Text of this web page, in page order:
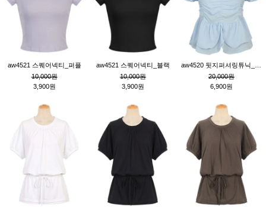
aw4521 스퀘어넥티_퍼플
10,000원
3,900원
aw4521 스퀘어넥티_블랙
10,000원
3,900원
20,000원
6,900원